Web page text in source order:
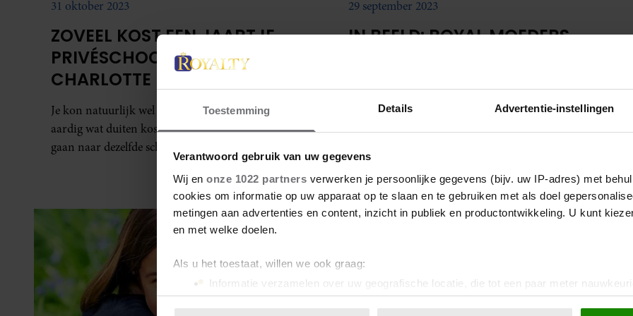
Toestemming Details Advertentie-instellingen
Verantwoord gebruik van uw gegevens
Wij en onze 1022 partners verwerken je persoonlijke gegevens (bijv. uw IP-adres) met
cookies om informatie op uw apparaat op te slaan en te gebruiken met als doel
metingen aan advertenties en content, inzicht in publiek en productontwikkeling. U kunt
en met welke doelen.
Als u het toestaat, willen we ook graag:
Informatie verzamelen over uw geografische locatie, die tot een paar meter
Uw apparaat identificeren door het actief te scannen op specifieke eigenschappen
31 oktober 2023
ZOVEEL KOST EEN JAARTJE
PRIVÉSCHOOL VOOR GEORGE,
CHARLOTTE EN LOUIS
Je kon natuurlijk wel raden dat een privéschool
aardig wat duiten kost. George, Charlotte en Louis
gaan naar dezelfde school en de rekening is...
29 september 2023
IN BEELD: ROYAL MOEDERS
Genieten geblazen! Fijne plaatjes van moeders met
hun dochter(s). We love de selfies van Eloise met